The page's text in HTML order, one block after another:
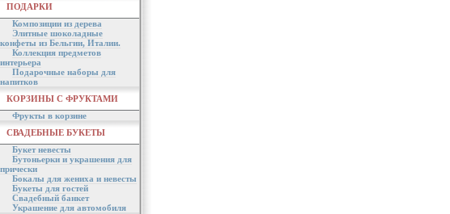
ПОДАРКИ
Композиции из дерева
Элитные шоколадные
конфеты из Бельгии, Италии.
Коллекция предметов
интерьера
Подарочные наборы для
напитков
КОРЗИНЫ С ФРУКТАМИ
Фрукты в корзине
СВАДЕБНЫЕ БУКЕТЫ
Букет невесты
Бутоньерки и украшения для
прически
Бокалы для жениха и невесты
Букеты для гостей
Свадебный банкет
Украшение для автомобиля